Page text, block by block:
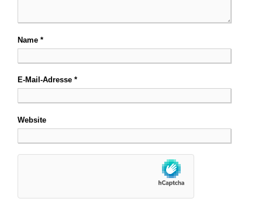
Name *
E-Mail-Adresse *
Website